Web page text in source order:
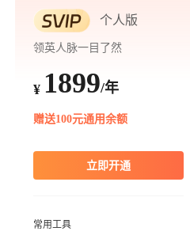
个人版
领英人脉一目了然
¥ 1899/年
赠送100元通用余额
立即开通
常用工具